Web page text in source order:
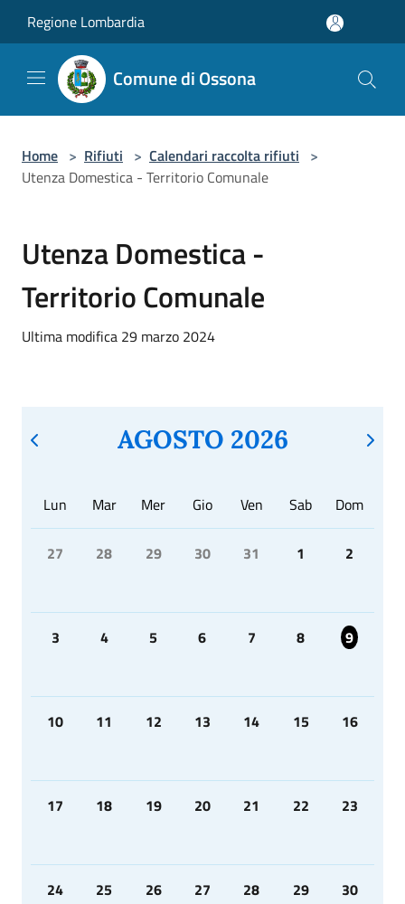
Regione Lombardia
Comune di Ossona
Home > Rifiuti > Calendari raccolta rifiuti >
Utenza Domestica - Territorio Comunale
Utenza Domestica -
Territorio Comunale
Ultima modifica 29 marzo 2024
AGOSTO 2026
Lun Mar Mer Gio Ven Sab Dom
27 28 29 30 31 1 2
3 4 5 6 7 8 9
10 11 12 13 14 15 16
17 18 19 20 21 22 23
24 25 26 27 28 29 30